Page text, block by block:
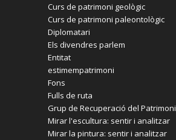
Curs de patrimoni geològic
Curs de patrimoni paleontològic
Diplomatari
Els divendres parlem
Entitat
estimempatrimoni
Fons
Fulls de ruta
Grup de Recuperació del Patrimoni
Mirar l'escultura: sentir i analitzar
Mirar la pintura: sentir i analitzar